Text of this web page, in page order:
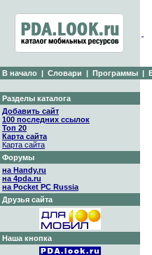
В начало | Словари | Программы |
Разделы каталога
Добавить сайт
100 последних ссылок
Топ 20
Карта сайта
Карта сайта
Форумы
на Handy.ru
на 4pda.ru
на Pocket PC Russia
Друзья сайта
Наша кнопка